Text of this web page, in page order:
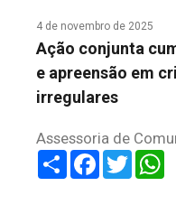
4 de novembro de 2025
Ação conjunta
e apreensão em
irregulares
Assessoria de
ShareFacebook
Twitter